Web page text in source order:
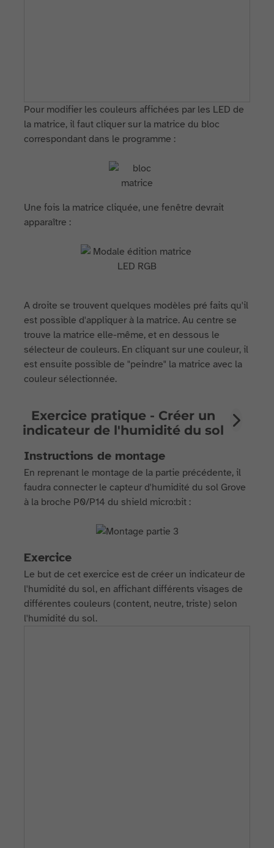
Pour modifier les couleurs affichées par les LED de
la matrice, il faut cliquer sur la matrice du bloc
correspondant dans le programme :
Une fois la matrice cliquée, une fenêtre devrait
apparaître :
A droite se trouvent quelques modèles pré faits qu'il
est possible d'appliquer à la matrice. Au centre se
trouve la matrice elle-même, et en dessous le
sélecteur de couleurs. En cliquant sur une couleur, il
est ensuite possible de "peindre" la matrice avec la
couleur sélectionnée.
Exercice pratique - Créer un
indicateur de l'humidité du sol
Instructions de montage
En reprenant le montage de la partie précédente, il
faudra connecter le capteur d'humidité du sol Grove
à la broche P0/P14 du shield micro:bit :
Exercice
Le but de cet exercice est de créer un indicateur de
l'humidité du sol, en affichant différents visages de
différentes couleurs (content, neutre, triste) selon
l'humidité du sol.